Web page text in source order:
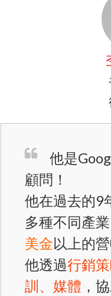
他是
顧問​！
他在過去的9
多種不同產
美金以上的營
他透過行銷
訓、媒體 ，